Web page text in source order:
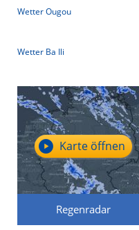
Wetter Ougou
Wetter Ba Ili
Regenradar
Karte öffnen